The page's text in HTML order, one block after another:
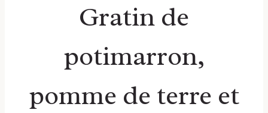
Gratin de
potimarron,
pomme de terre et